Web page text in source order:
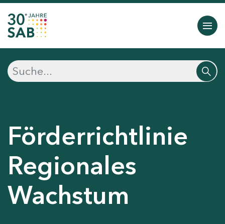
Förderrichtlinie
Regionales
Wachstum